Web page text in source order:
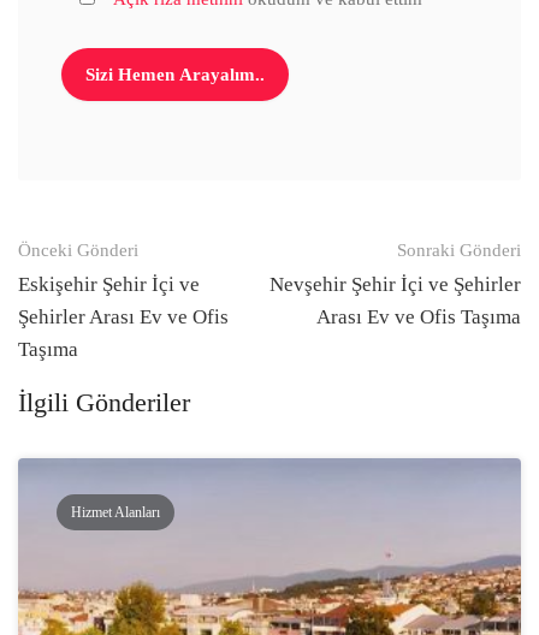
Gönderi
navigasyonu
Önceki Gönderi
Eskişehir Şehir İçi ve
Şehirler Arası Ev ve Ofis
Taşıma
Sonraki Gönderi
Nevşehir Şehir İçi ve Şehirler
Arası Ev ve Ofis Taşıma
İlgili Gönderiler
Hizmet Alanları